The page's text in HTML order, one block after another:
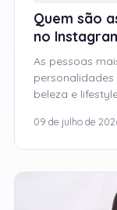
Quem são
no
As pessoas
beleza e
09 de julho de